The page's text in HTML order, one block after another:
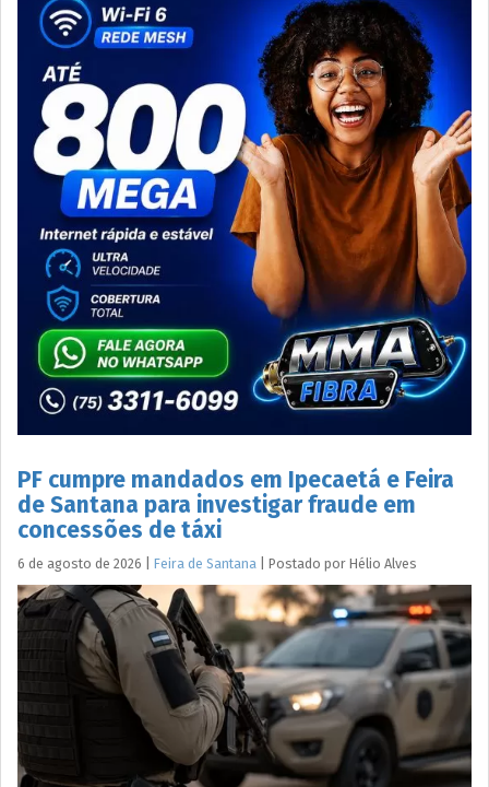
PF cumpre mandados em Ipecaetá e Feira
de Santana para investigar fraude em
concessões de táxi
6 de agosto de 2026 Feira de Santana Postado por Hélio Alves